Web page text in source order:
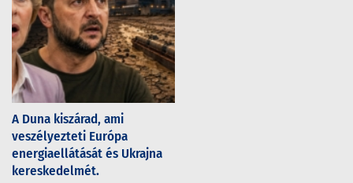
A Duna kiszárad, ami
veszélyezteti Európa
energiaellátását és Ukrajna
kereskedelmét.